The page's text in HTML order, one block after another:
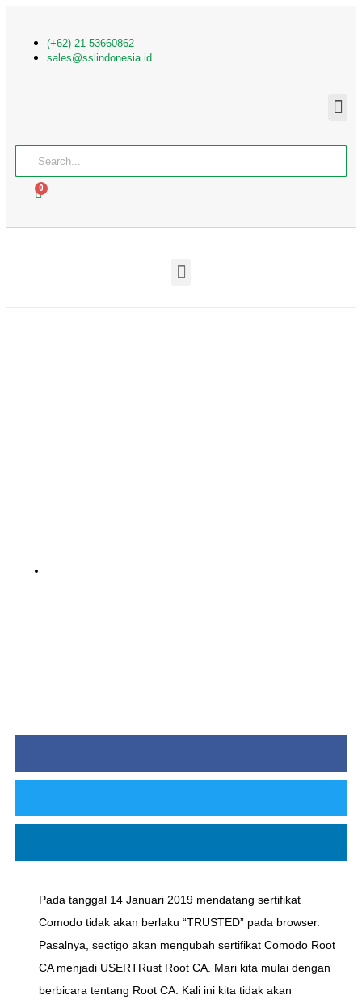
(+62) 21 53660862
sales@sslindonesia.id
0
Pada tanggal 14 Januari 2019 mendatang sertifikat
Comodo tidak akan berlaku “TRUSTED” pada browser.
Pasalnya, sectigo akan mengubah sertifikat Comodo Root
CA menjadi USERTRust Root CA. Mari kita mulai dengan
berbicara tentang Root CA. Kali ini kita tidak akan